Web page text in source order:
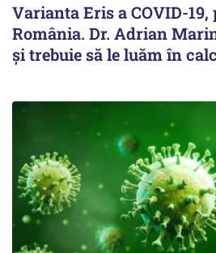
Varianta Eris a COVID-
România. Dr. Adrian
și trebuie să le luăm în